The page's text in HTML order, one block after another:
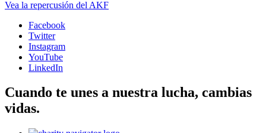
Vea la repercusión del AKF
Facebook
Twitter
Instagram
YouTube
LinkedIn
Cuando te unes a nuestra lucha, cambias
vidas.